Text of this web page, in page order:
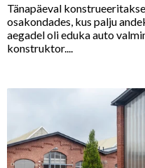
Tänapäeval
osakondades, kus palju
aegadel oli eduka auto
konstruktor....